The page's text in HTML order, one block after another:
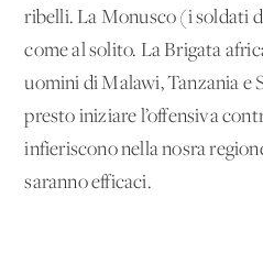
ribelli. La Monusco (i soldati
come al solito. La Brigata
uomini di Malawi, Tanzania e
presto iniziare l’offensiva
infieriscono nella nosra
saranno efficaci.